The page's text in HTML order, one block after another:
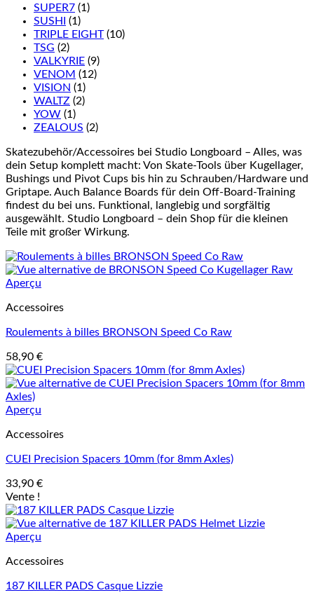
SUPER7 (1)
SUSHI
(1)
TRIPLE EIGHT (10)
TSG (2)
VALKYRIE (9)
VENOM (12)
VISION (1)
WALTZ (2)
YOW (1)
ZEALOUS (2)
Skatezubehör/Accessoires bei Studio Longboard – Alles, was
dein Setup komplett macht: Von Skate-Tools über Kugellager,
Bushings und Pivot Cups bis hin zu Schrauben/Hardware und
Griptape. Auch Balance Boards für dein Off-Board-Training
findest du bei uns. Funktional, langlebig und sorgfältig
ausgewählt. Studio Longboard – dein Shop für die kleinen
Teile mit großer Wirkung.
Aperçu
Accessoires
Roulements à billes BRONSON Speed Co Raw
58,90 €
Aperçu
Accessoires
CUEI Precision Spacers 10mm (for 8mm Axles)
33,90 €
Vente !
Aperçu
Accessoires
187 KILLER PADS Casque Lizzie